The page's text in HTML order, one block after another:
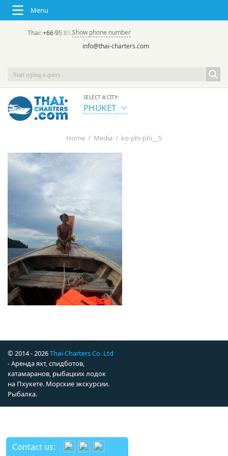
Menu
Thai:+66 95 892 7646(rus/eng) | в России:
Show phone number
info@thai-charters.com
SELECT A CITY:
PHUKET
Home / Media / ko-phi-phi__5
© 2014 - 2026Thai-Charters Co. Ltd
- Аренда яхт, спидботов,
катамаранов, рыбацких лодок
на Пхукете. Морские экскурсии.
Рыбалка.
Contact us: